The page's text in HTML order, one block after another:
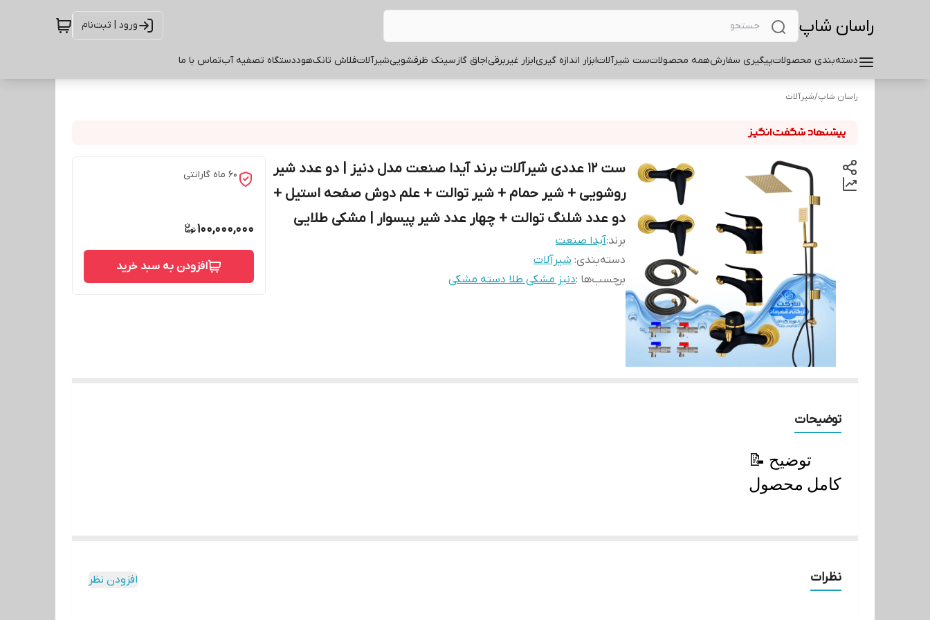
راسان شاپ ورود | ثبت‌نام
دسته‌بندی محصولاتپیگیری سفارشهمه محصولاتست شیرآلاتابزار اندازه گیریابزار غیربرقیاجاق گازسینک ظرفشوییشیرآلاتفلاش تانکهوددستگاه تصفیه آبتماس با ما
راسان شاپ/شیرآلات
ست ۱۲ عددی شیرآلات برند آیدا صنعت مدل دنیز | دو عدد شیر
روشویی + شیر حمام + شیر توالت + علم دوش صفحه استیل +
دو عدد شلنگ توالت + چهار عدد شیر پیسوار | مشکی طلایی
برند:آیدا صنعت
دسته‌بندی: شیرآلات
برچسب‌ها :دنیز مشکی طلا دسته مشکی
60 ماه گارانتی
100,000,000
افزودن به سبد خرید
توضیحات
📝 توضیح
کامل محصول
نظرات افزودن نظر